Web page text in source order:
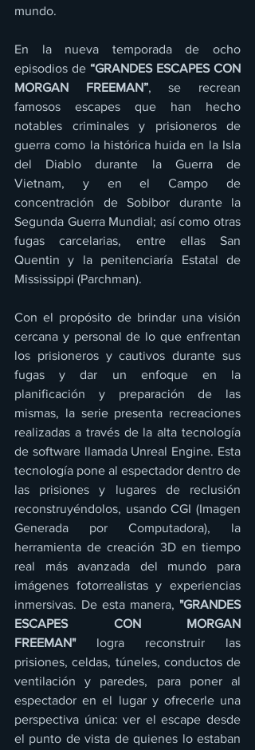
mundo.
En la nueva temporada de ocho
episodios de “GRANDES ESCAPES CON
MORGAN FREEMAN”, se recrean
famosos escapes que han hecho
notables criminales y prisioneros de
guerra como la histórica huida en la Isla
del Diablo durante la Guerra de
Vietnam, y en el Campo de
concentración de Sobibor durante la
Segunda Guerra Mundial; así como otras
fugas carcelarias, entre ellas San
Quentin y la penitenciaría Estatal de
Mississippi (Parchman).
Con el propósito de brindar una visión
cercana y personal de lo que enfrentan
los prisioneros y cautivos durante sus
fugas y dar un enfoque en la
planificación y preparación de las
mismas, la serie presenta recreaciones
realizadas a través de la alta tecnología
de software llamada Unreal Engine. Esta
tecnología pone al espectador dentro de
las prisiones y lugares de reclusión
reconstruyéndolos, usando CGI (Imagen
Generada por Computadora), la
herramienta de creación 3D en tiempo
real más avanzada del mundo para
imágenes fotorrealistas y experiencias
inmersivas. De esta manera, "GRANDES
ESCAPES CON MORGAN
FREEMAN" logra reconstruir las
prisiones, celdas, túneles, conductos de
ventilación y paredes, para poner al
espectador en el lugar y ofrecerle una
perspectiva única: ver el escape desde
el punto de vista de quienes lo estaban